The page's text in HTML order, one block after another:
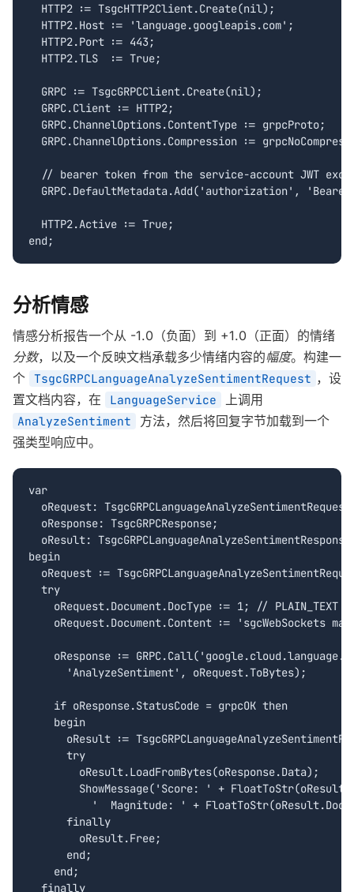
  HTTP2 := TsgcHTTP2Client.Create(nil);
  HTTP2.Host := 'language.googleapis.com';
  HTTP2.Port := 443;
  HTTP2.TLS  := True;
  GRPC := TsgcGRPCClient.Create(nil);
  GRPC.Client := HTTP2;
  GRPC.ChannelOptions.ContentType := grpcProto;
GRPC.ChannelOptions.Compression :=
// bearer token from the service-account JWT
GRPC.DefaultMetadata.Add('authorization',
  HTTP2.Active := True;
end;
分析情感
情感分析报告一个从 -1.0（负面）到 +1.0（正面）的情绪
分数，以及一个反映文档承载多少情绪内容的幅度。构建一
个 TsgcGRPCLanguageAnalyzeSentimentRequest ，设
置文档内容，在
LanguageService 上调用
AnalyzeSentiment
方法，然后将回复字节加载到一个
强类型响应中。
var
oRequest:
  oResponse: TsgcGRPCResponse;
oResult:
begin
oRequest :=
  try
    oRequest.Document.DocType := 1; // PLAIN_TEXT
oRequest.Document.Content := 'sgcWebSockets
oResponse :=
      'AnalyzeSentiment', oRequest.ToBytes);
    if oResponse.StatusCode = grpcOK then
    begin
oResult :=
      try
        oResult.LoadFromBytes(oResponse.Data);
ShowMessage('Score: ' +
'  Magnitude: ' +
      finally
        oResult.Free;
      end;
    end;
  finally